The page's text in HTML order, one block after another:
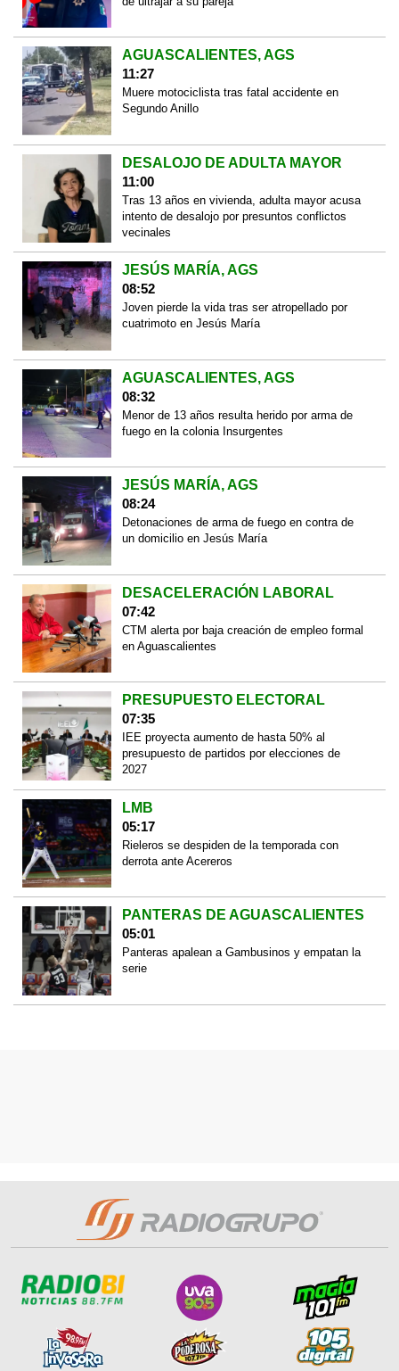
AGUASCALIENTES, AGS
11:27
Muere motociclista tras fatal accidente en
Segundo Anillo
DESALOJO DE ADULTA MAYOR
11:00
Tras 13 años en vivienda, adulta mayor acusa
intento de desalojo por presuntos conflictos
vecinales
JESÚS MARÍA, AGS
08:52
Joven pierde la vida tras ser atropellado por
cuatrimoto en Jesús María
AGUASCALIENTES, AGS
08:32
Menor de 13 años resulta herido por arma de
fuego en la colonia Insurgentes
JESÚS MARÍA, AGS
08:24
Detonaciones de arma de fuego en contra de
un domicilio en Jesús María
DESACELERACIÓN LABORAL
07:42
CTM alerta por baja creación de empleo formal
en Aguascalientes
PRESUPUESTO ELECTORAL
07:35
IEE proyecta aumento de hasta 50% al
presupuesto de partidos por elecciones de
2027
LMB
05:17
Rieleros se despiden de la temporada con
derrota ante Acereros
PANTERAS DE AGUASCALIENTES
05:01
Panteras apalean a Gambusinos y empatan la
serie